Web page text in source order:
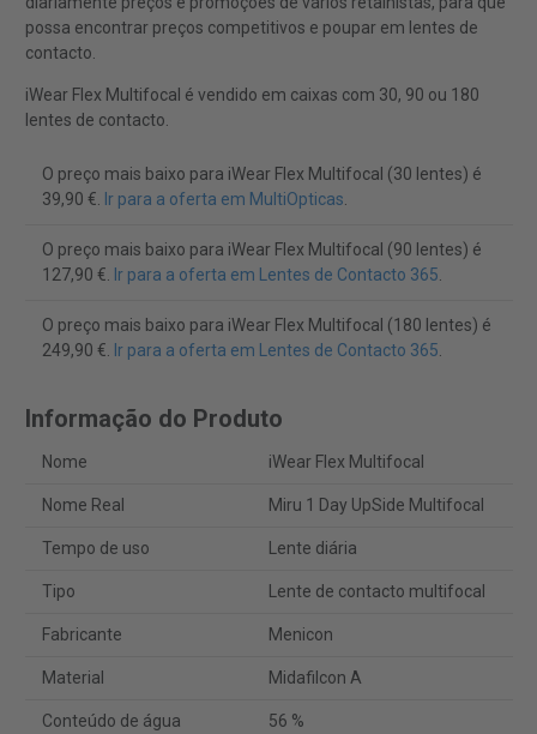
possa encontrar preços competitivos e poupar em lentes de
contacto.
iWear Flex Multifocal é vendido em caixas com 30, 90 ou 180
lentes de contacto.
O preço mais baixo para iWear Flex Multifocal (30 lentes) é
39,90 €. Ir para a oferta em MultiOpticas.
O preço mais baixo para iWear Flex Multifocal (90 lentes) é
127,90 €. Ir para a oferta em Lentes de Contacto 365.
O preço mais baixo para iWear Flex Multifocal (180 lentes) é
249,90 €. Ir para a oferta em Lentes de Contacto 365.
Informação do Produto
Nome iWear Flex Multifocal
Nome Real Miru 1 Day UpSide Multifocal
Tempo de uso Lente diária
Tipo Lente de contacto multifocal
Fabricante Menicon
Material Midafilcon A
Conteúdo de água 56 %